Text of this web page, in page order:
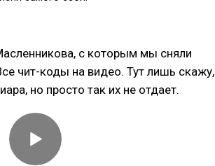
с которым мы сняли
чит-коды на видео. Тут лишь скажу,
но просто так их не отдает.